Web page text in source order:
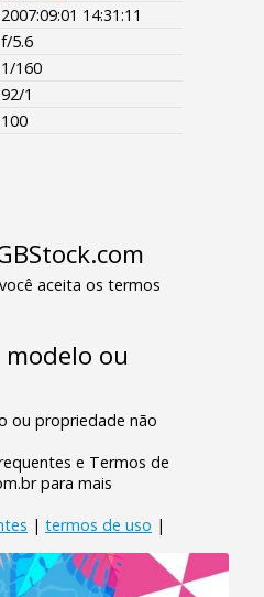
2007:09:01 14:31:11
f/5.6
1/160
92/1
100
aceita os termos
ou
ou propriedade não
e Termos de
para mais
| termos de uso |